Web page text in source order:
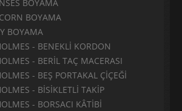
BOYAMA
BOYAMA
BOYAMA
- BENEKLİ KORDON
- BERİL TAÇ MACERASI
- BEŞ PORTAKAL ÇİÇEĞİ
- BİSİKLETLİ TAKİP
- BORSACI KÂTİBİ